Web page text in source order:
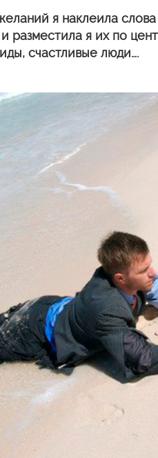
я наклеила
разместила я их по
счастливые люди….